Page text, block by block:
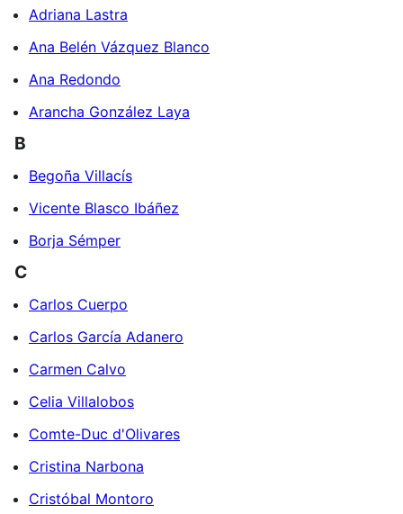
Adriana Lastra
Ana Belén Vázquez Blanco
Ana Redondo
Arancha González Laya
B
Begoña Villacís
Vicente Blasco Ibáñez
Borja Sémper
C
Carlos Cuerpo
Carlos García Adanero
Carmen Calvo
Celia Villalobos
Comte-Duc d'Olivares
Cristina Narbona
Cristóbal Montoro